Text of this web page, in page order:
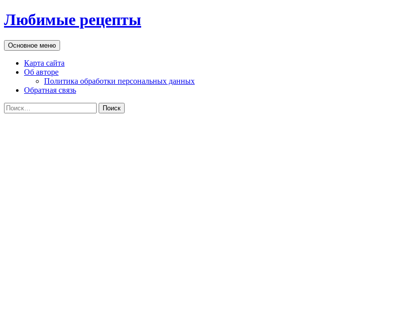
Перейти
к
Любимые рецепты
Поиск
Основное меню
Карта сайта
Об авторе
Политика обработки персональных данных
Обратная связь
Найти: